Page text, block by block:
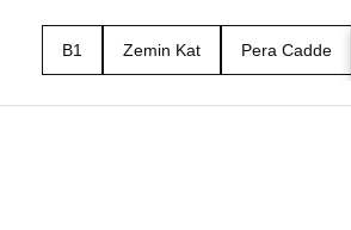
B1 Zemin Kat Pera Cadde